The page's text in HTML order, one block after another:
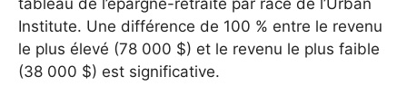
tableau de l’épargne-retraite par race de l’Urban
Institute. Une différence de 100 % entre le revenu
le plus élevé (78 000 $) et le revenu le plus faible
(38 000 $) est significative.